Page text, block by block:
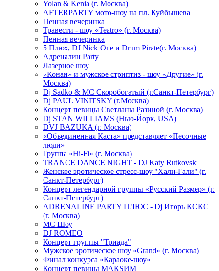
Yolan & Kenia (г. Москва)
AFTERPARTY мото-шоу на пл. Куйбышева
Пенная вечеринка
Травести - шоу «Teatro» (г. Москва)
Пенная вечеринка
5 Плюх, DJ Nick-One и Drum Pirate(г. Москва)
Адреналин Party
Лазерное шоу
«Конан» и мужское стриптиз - шоу «Другие» (г.
Москва)
Dj Sadko & МС Скоробогатый (г.Санкт-Петербург)
Dj PAUL VINITSKY (г.Москва)
Концерт певицы Светланы Разиной (г. Москва)
Dj STAN WILLIAMS (Нью-Йорк, USA)
DVJ BAZUKA (г. Москва)
«Объединенная Каста» представляет «Песочные
люди»
Группа «Hi-Fi» (г. Москва)
TRANCE DANCE NIGHT - DJ Katy Rutkovski
Женское эротическое стресс-шоу "Хали-Гали" (г.
Санкт-Петербург)
Концерт легендарной группы «Русский Размер» (г.
Санкт-Петербург)
ADRENALINE PARTY ПЛЮС - Dj Игорь КОКС
(г. Москва)
MC Шоу
DJ ROMEO
Концерт группы "Триада"
Мужское эротическое шоу «Grand» (г. Москва)
Финал конкурса «Караоке-шоу»
Концерт певицы МАКSИМ